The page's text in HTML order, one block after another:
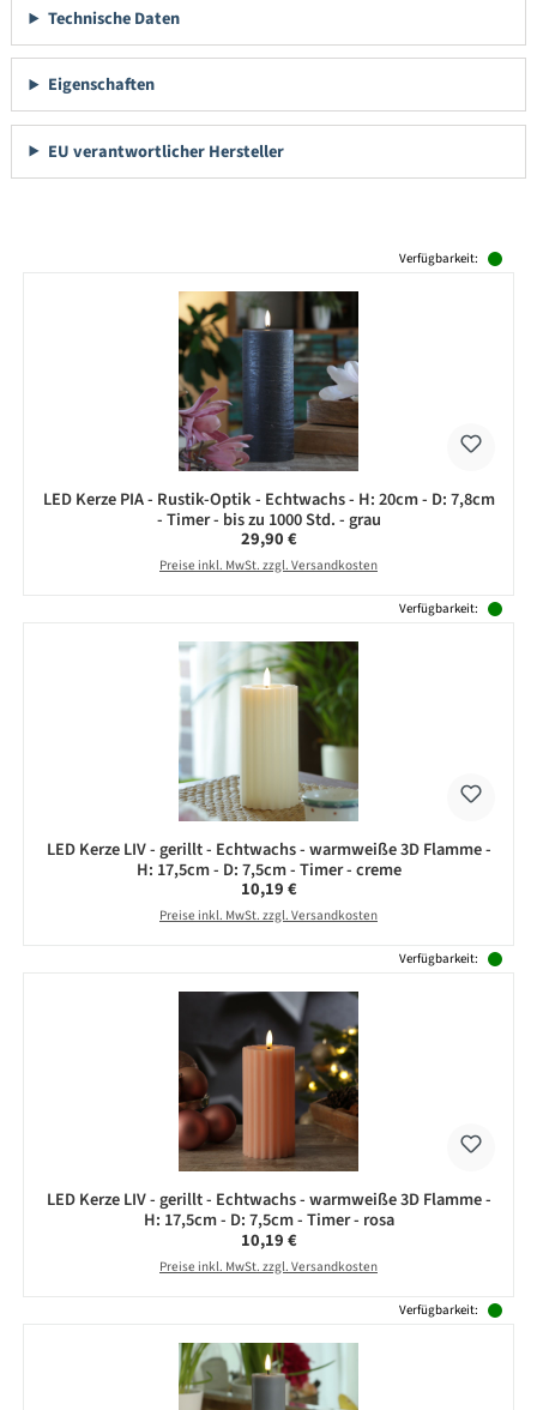
Technische Daten
Eigenschaften
EU verantwortlicher Hersteller
Verfügbarkeit:
LED Kerze PIA - Rustik-Optik - Echtwachs - H: 20cm - D: 7,8cm
- Timer - bis zu 1000 Std. - grau
Regulärer Preis:
29,90 €
Preise inkl. MwSt. zzgl. Versandkosten
Verfügbarkeit:
LED Kerze LIV - gerillt - Echtwachs - warmweiße 3D Flamme -
H: 17,5cm - D: 7,5cm - Timer - creme
Regulärer Preis:
10,19 €
Preise inkl. MwSt. zzgl. Versandkosten
Verfügbarkeit:
LED Kerze LIV - gerillt - Echtwachs - warmweiße 3D Flamme -
H: 17,5cm - D: 7,5cm - Timer - rosa
Regulärer Preis:
10,19 €
Preise inkl. MwSt. zzgl. Versandkosten
Verfügbarkeit: